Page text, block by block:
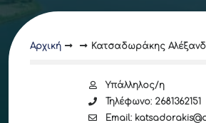
Αρχική Κατσαδωράκης
Υπάλληλος/η
Τηλέφωνο: 2681362151
Email: